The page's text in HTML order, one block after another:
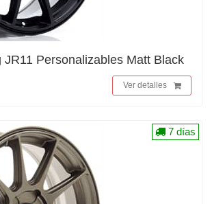
JR11 Personalizables Matt Black
Ver detalles
7 días